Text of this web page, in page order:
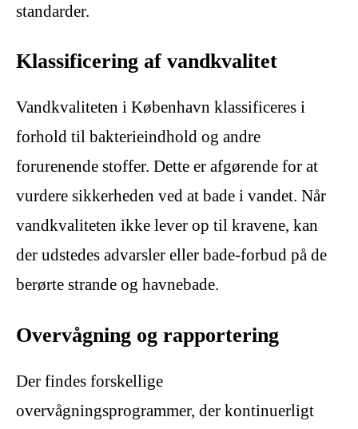
standarder.
Klassificering af vandkvalitet
Vandkvaliteten i København klassificeres i
forhold til bakterieindhold og andre
forurenende stoffer. Dette er afgørende for at
vurdere sikkerheden ved at bade i vandet. Når
vandkvaliteten ikke lever op til kravene, kan
der udstedes advarsler eller bade-forbud på de
berørte strande og havnebade.
Overvågning og rapportering
Der findes forskellige
overvågningsprogrammer, der kontinuerligt